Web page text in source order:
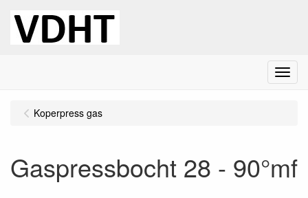
Menu
Koperpress gas
Gaspressbocht 28 - 90°mf